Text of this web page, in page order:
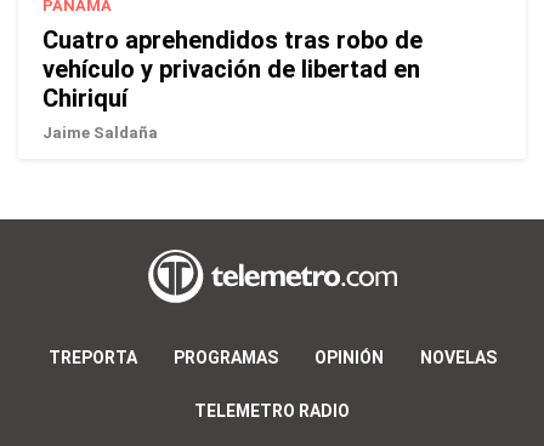
PANAMÁ
Cuatro aprehendidos tras robo de
vehículo y privación de libertad en
Chiriquí
Jaime Saldaña
TREPORTA PROGRAMAS OPINIÓN NOVELAS
TELEMETRO RADIO